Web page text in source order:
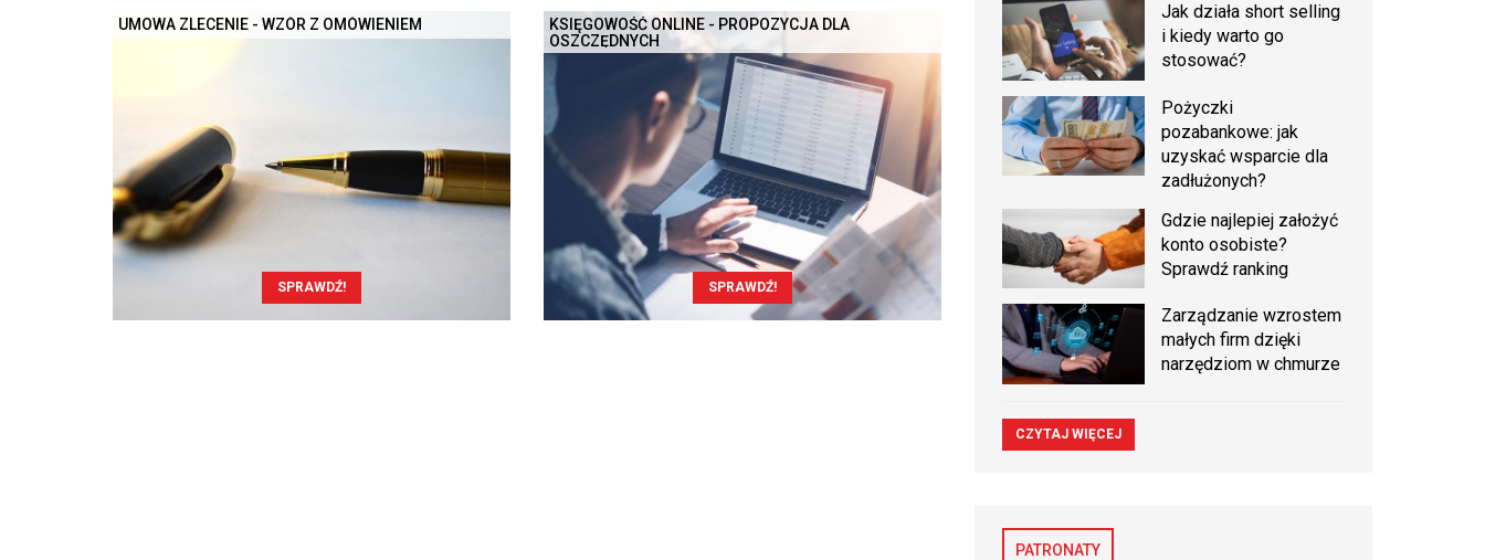
UMOWA ZLECENIE - WZÓR Z OMÓWIENIEM
SPRAWDŹ!
KSIĘGOWOŚĆ ONLINE - PROPOZYCJA DLA
OSZCZĘDNYCH
SPRAWDŹ!
Jak działa short selling
i kiedy warto go
stosować?
Pożyczki
pozabankowe: jak
uzyskać wsparcie dla
zadłużonych?
Gdzie najlepiej założyć
konto osobiste?
Sprawdź ranking
Zarządzanie wzrostem
małych firm dzięki
narzędziom w chmurze
CZYTAJ WIĘCEJ
PATRONATY